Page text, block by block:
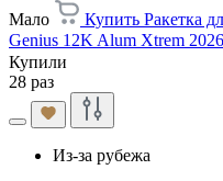
Мало
Купить Ракетка
Genius 12K Alum Xtrem
Купили
28 раз
Из-за рубежа